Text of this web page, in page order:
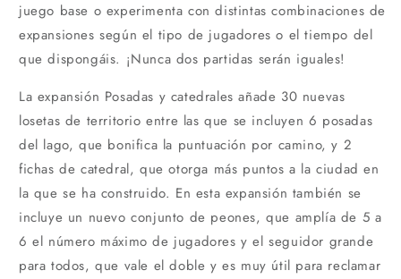
juego base o experimenta con distintas combinaciones de
expansiones según el tipo de jugadores o el tiempo del
que dispongáis. ¡Nunca dos partidas serán iguales!
La expansión Posadas y catedrales añade 30 nuevas
losetas de territorio entre las que se incluyen 6 posadas
del lago, que bonifica la puntuación por camino, y 2
fichas de catedral, que otorga más puntos a la ciudad en
la que se ha construido. En esta expansión también se
incluye un nuevo conjunto de peones, que amplía de 5 a
6 el número máximo de jugadores y el seguidor grande
para todos, que vale el doble y es muy útil para reclamar